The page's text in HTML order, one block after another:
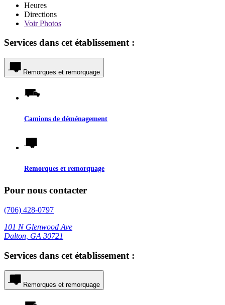
Heures
Directions
VoirPhotos
Services dans cet établissement :
Remorques et remorquage
Camions de déménagement
Remorques et remorquage
Pour nous contacter
(706) 428-0797
101 N Glenwood Ave
Dalton, GA 30721
Services dans cet établissement :
Remorques et remorquage